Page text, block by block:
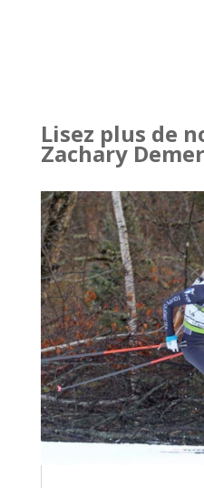
Lisez plus de
Zachary